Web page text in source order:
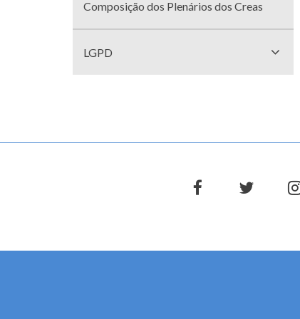
Composição dos Plenários dos Creas
LGPD
facebooktwitter